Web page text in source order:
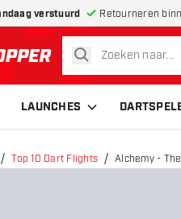
verstuurd Retourneren
home pagina
zoeken
LAUNCHES
Top 10 Dart Flights Alchemy -